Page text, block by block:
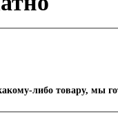
либо товару, мы